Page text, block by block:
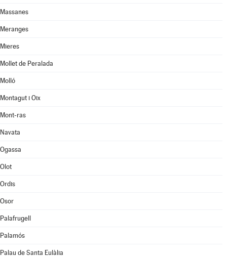
Massanes
Meranges
Mieres
Mollet de Peralada
Molló
Montagut i Oix
Mont-ras
Navata
Ogassa
Olot
Ordis
Osor
Palafrugell
Palamós
Palau de Santa Eulàlia